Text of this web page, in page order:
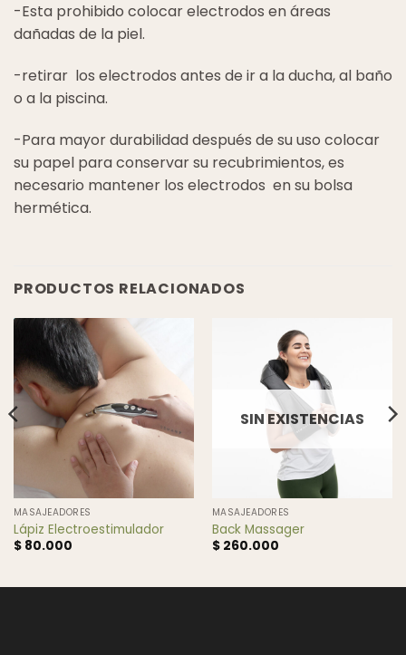
-Esta prohibido colocar electrodos en áreas
dañadas de la piel.
-retirar los electrodos antes de ir a la ducha, al baño
o a la piscina.
-Para mayor durabilidad después de su uso colocar
su papel para conservar su recubrimientos, es
necesario mantener los electrodos en su bolsa
hermética.
PRODUCTOS RELACIONADOS
MASAJEADORES
Lápiz Electroestimulador
$80.000
SIN EXISTENCIAS
MASAJEADORES
Back Massager
$260.000